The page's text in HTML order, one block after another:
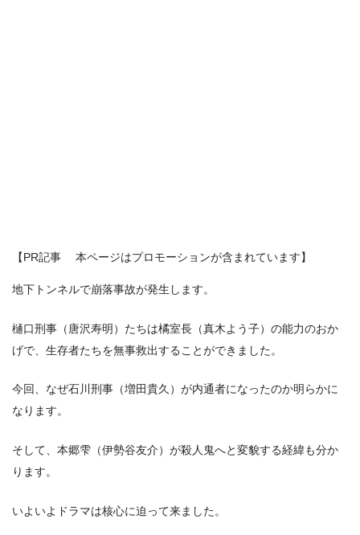
【PR記事 本ページはプロモーションが含まれています】
地下トンネルで崩落事故が発生します。
樋口刑事（唐沢寿明）たちは橘室長（真木よう子）の能力のおか
げで、生存者たちを無事救出することができました。
今回、なぜ石川刑事（増田貴久）が内通者になったのか明らかに
なります。
そして、本郷雫（伊勢谷友介）が殺人鬼へと変貌する経緯も分か
ります。
いよいよドラマは核心に迫って来ました。